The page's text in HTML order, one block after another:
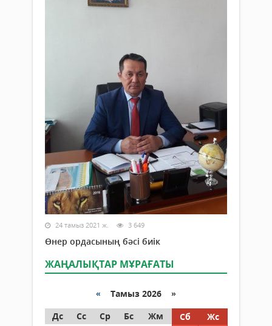
24 тамыз 2021 ж. 3 649
Өнер ордасының бәсі биік
ЖАҢАЛЫҚТАР МҰРАҒАТЫ
« Тамыз 2026 »
Дс
Сс Ср Бс Жм Сб
Жс